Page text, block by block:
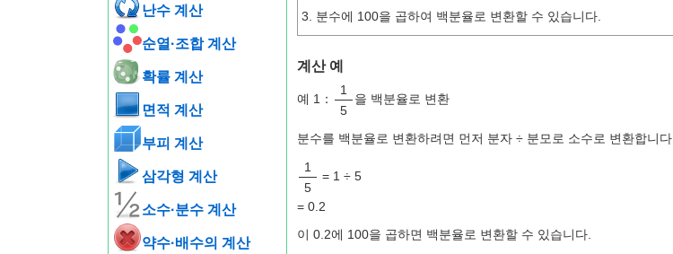
난수 계산
순열·조합 계산
확률 계산
면적 계산
부피 계산
삼각형 계산
소수·분수 계산
약수·배수의 계산
3. 분수에 100을 곱하여 백분율로 변환할 수 있습니다.
계산 예
예 1：
1
5
을 백분율로 변환
분수를 백분율로 변환하려면 먼저 분자 ÷ 분모로 소수로 변환합니다.
1
5
= 1 ÷ 5
= 0.2
이 0.2에 100을 곱하면 백분율로 변환할 수 있습니다.